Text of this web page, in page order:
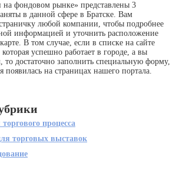
фондовом рынке» представлены 3
в данной сфере в Братске. Вам
любой компании, чтобы подробнее
информацией и уточнить расположение
В том случае, если в списке на сайте
успешно работает в городе, а вы
то достаточно заполнить специальную форму,
появилась на страницах нашего портала.
процесса
торговых выставок